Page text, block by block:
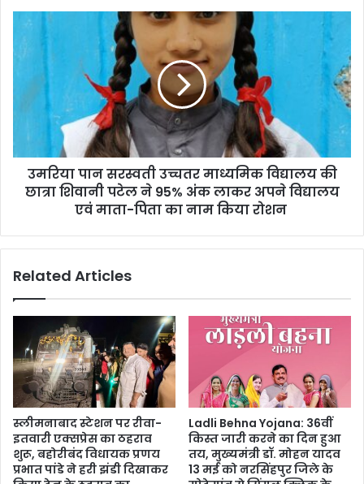
उमरिया पान सरस्वती उच्चतर माध्यमिक विद्यालय की
छात्रा शिवानी पटेल ने 95% अंक लाकर अपने विद्यालय
एवं माता-पिता का नाम किया रोशन
Related Articles
स्लीमनाबाद स्टेशन पर रीवा-
इतवारी एक्सप्रेस का ठहराव
शुरू, बहोरीबंद विधायक प्रणय
प्रभात पांडे ने हरी झंडी दिखाकर
Ladli Behna Yojana: 36वीं
किस्त जारी करने का दिन हुआ
तय, मुख्यमंत्री डॉ. मोहन यादव
13 मई को नरसिंहपुर जिले के